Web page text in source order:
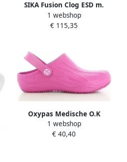
SIKA Fusion Clog ESD m.
hielriempje OB SRC 19467
Zwart | Zwart |
1 webshop
€ 115,35
Oxypas Medische O.K
Klomp Smooth | Electrisch
Blauw | 00.154.110.36
1 webshop
€ 40,40